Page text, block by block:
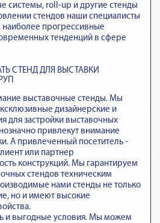
системы, roll-up и другие стенды
стендов наши специалисты
прогрессивные
тенденций в сфере
СТЕНД ДЛЯ ВЫСТАВКИ
выставочные стенды. Мы
дизайнерские и
для застройки выставочных
привлекут внимание
А привлеченный посетитель -
или партнер
конструкций. Мы гарантируем
стендов техническим
нами стенды не только
но и имеют высокие
и выгодные условия. Мы можем